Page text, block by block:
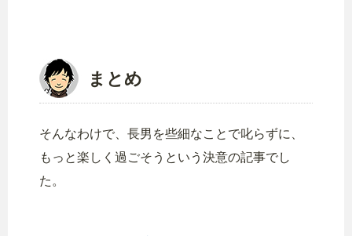
まとめ
そんなわけで、長男を些細なことで叱らずに、
もっと楽しく過ごそうという決意の記事でし
た。